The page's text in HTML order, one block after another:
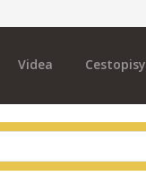
Videa Cestopisy